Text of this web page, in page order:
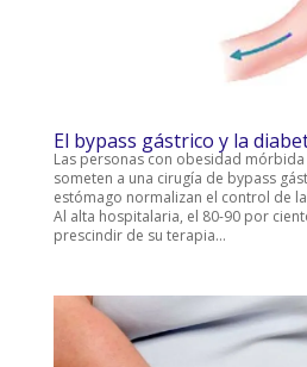
El bypass gástrico y la
Las personas con obesidad
someten a una cirugía de bypass
estómago normalizan el control de
Al alta hospitalaria, el 80-90 por
prescindir de su terapia...